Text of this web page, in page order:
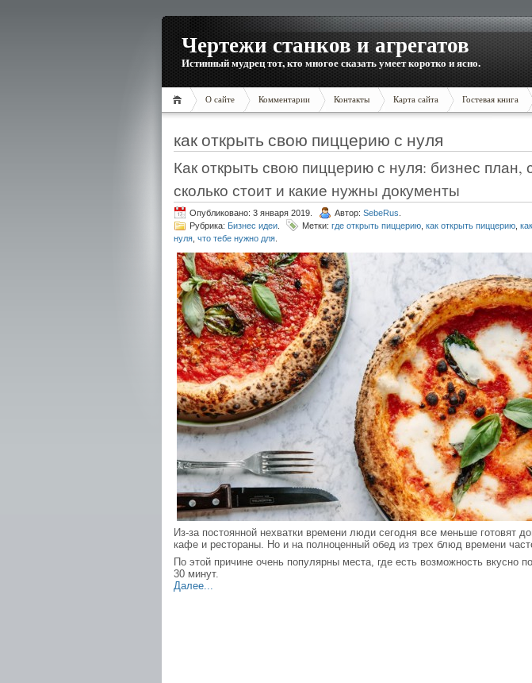
Чертежи станков и агрегатов
Истинный мудрец тот, кто многое сказать умеет коротко и ясно.
О сайте Комментарии Контакты Карта сайта Гостевая книга
как открыть свою пиццерию с нуля
Как открыть свою пиццерию с нуля: бизнес план,
сколько стоит и какие нужны документы
Опубликовано: 3 января 2019. Автор: SebeRus
Рубрика: Бизнес идеи Метки: где открыть пиццерию как открыть пиццерию
нуля что тебе нужно для
Из-за постоянной нехватки времени люди сегодня все меньше готовят
кафе и рестораны. Но и на полноценный обед из трех блюд времени
По этой причине очень популярны места, где есть возможность вкусно
30 минут.
Далее...